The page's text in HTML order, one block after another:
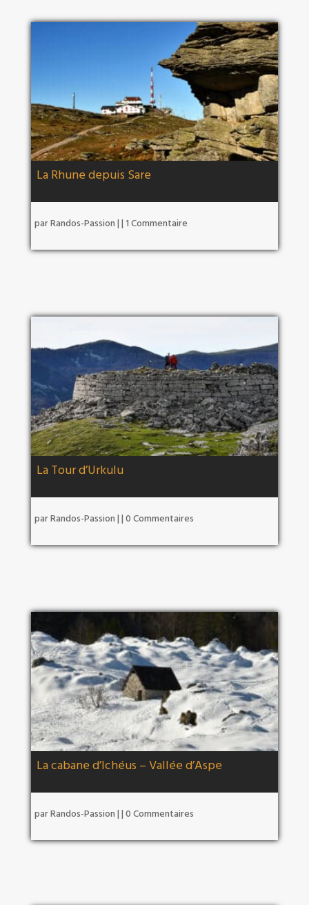
La Rhune depuis Sare
parRandos-Passion | | 1 Commentaire
La Tour d’Urkulu
parRandos-Passion | | 0 Commentaires
La cabane d’Ichéus – Vallée d’Aspe
parRandos-Passion | | 0 Commentaires